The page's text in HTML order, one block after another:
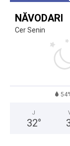
NĂVODARI
Cer Senin
J
32°